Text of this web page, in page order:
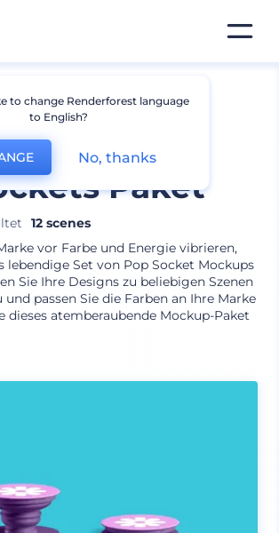
Paket
12 scenes
vor Farbe und Energie vibrieren,
lebendige Set von Pop Socket Mockups
Sie Ihre Designs zu beliebigen Szenen
passen Sie die Farben an Ihre Marke
dieses atemberaubende Mockup-Paket
to change Renderforest language
to English?
No, thanks